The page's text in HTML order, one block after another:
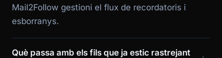
Mail2Follow gestioni el flux de recordatoris i
esborranys.
Què passa amb els fils que ja estic rastrejant